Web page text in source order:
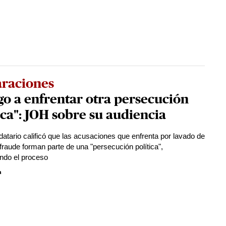
a enfrentar otra persecución
JOH sobre su audiencia
calificó que las acusaciones que enfrenta por lavado de
forman parte de una "persecución política",
el proceso